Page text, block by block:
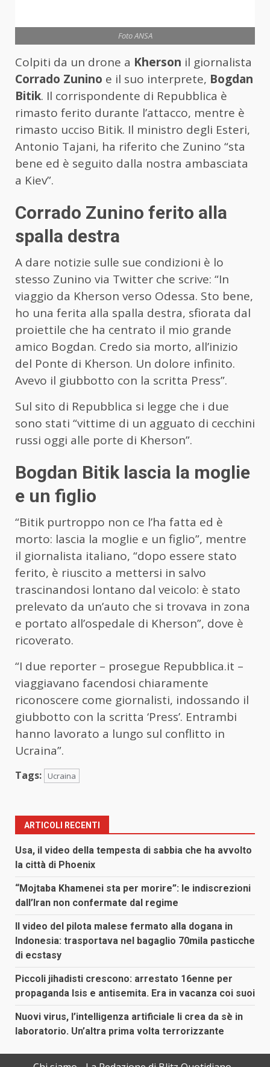
Foto ANSA
Colpiti da un drone a Kherson il giornalista
Corrado Zunino e il suo interprete, Bogdan
Bitik. Il corrispondente di Repubblica è
rimasto ferito durante l’attacco, mentre è
rimasto ucciso Bitik. Il ministro degli Esteri,
Antonio Tajani, ha riferito che Zunino “sta
bene ed è seguito dalla nostra ambasciata
a Kiev”.
Corrado Zunino ferito alla
spalla destra
A dare notizie sulle sue condizioni è lo
stesso Zunino via Twitter che scrive: “In
viaggio da Kherson verso Odessa. Sto bene,
ho una ferita alla spalla destra, sfiorata dal
proiettile che ha centrato il mio grande
amico Bogdan. Credo sia morto, all’inizio
del Ponte di Kherson. Un dolore infinito.
Avevo il giubbotto con la scritta Press”.
Sul sito di Repubblica si legge che i due
sono stati “vittime di un agguato di cecchini
russi oggi alle porte di Kherson”.
Bogdan Bitik lascia la moglie
e un figlio
“Bitik purtroppo non ce l’ha fatta ed è
morto: lascia la moglie e un figlio”, mentre
il giornalista italiano, “dopo essere stato
ferito, è riuscito a mettersi in salvo
trascinandosi lontano dal veicolo: è stato
prelevato da un’auto che si trovava in zona
e portato all’ospedale di Kherson”, dove è
ricoverato.
“I due reporter – prosegue Repubblica.it –
viaggiavano facendosi chiaramente
riconoscere come giornalisti, indossando il
giubbotto con la scritta ‘Press’. Entrambi
hanno lavorato a lungo sul conflitto in
Ucraina”.
Tags: Ucraina
ARTICOLI RECENTI
Usa, il video della tempesta di sabbia che ha avvolto
la città di Phoenix
“Mojtaba Khamenei sta per morire”: le indiscrezioni
dall’Iran non confermate dal regime
Il video del pilota malese fermato alla dogana in
Indonesia: trasportava nel bagaglio 70mila pasticche
di ecstasy
Piccoli jihadisti crescono: arrestato 16enne per
propaganda Isis e antisemita. Era in vacanza coi suoi
Nuovi virus, l’intelligenza artificiale li crea da sè in
laboratorio. Un’altra prima volta terrorizzante